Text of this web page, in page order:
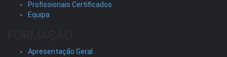
Profissionais Certificados
Equipa
Apresentação Geral